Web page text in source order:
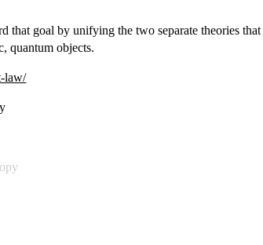
that goal by unifying the two separate theories that
quantum objects.
law/